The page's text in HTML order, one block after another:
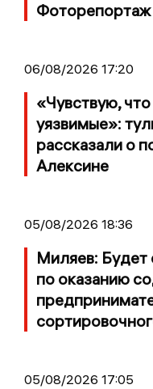
Фоторепортаж
06/08/2026 17:20
«Чувствую,
уязвимые»:
рассказали о
Алексине
05/08/2026 18:36
Миляев: Будет
по оказанию
05/08/2026 17:05